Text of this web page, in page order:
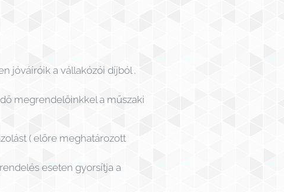
jóváíróik a vállakózói díjból .
megrendelőinkkel a műszaki
( előre meghatározott
eseten gyorsítja a